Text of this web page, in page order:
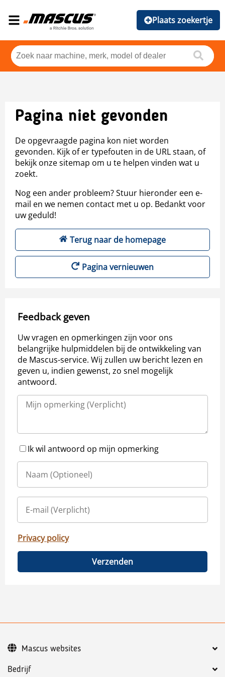
Plaats zoekertje
Pagina niet gevonden
De opgevraagde pagina kon niet worden
gevonden. Kijk of er typefouten in de URL staan, of
bekijk onze sitemap om u te helpen vinden wat u
zoekt.
Nog een ander probleem? Stuur hieronder een e-
mail en we nemen contact met u op. Bedankt voor
uw geduld!
Terug naar de homepage
Pagina vernieuwen
Feedback geven
Uw vragen en opmerkingen zijn voor ons
belangrijke hulpmiddelen bij de ontwikkeling van
de Mascus-service. Wij zullen uw bericht lezen en
geven u, indien gewenst, zo snel mogelijk
antwoord.
Ik wil antwoord op mijn opmerking
Privacy policy
Verzenden
Bedrijf
Mascus websites